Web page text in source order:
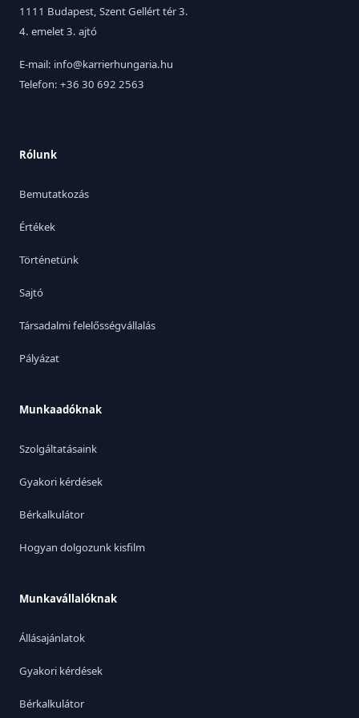
1111 Budapest, Szent Gellért tér 3.
4. emelet 3. ajtó
E-mail: info@karrierhungaria.hu
Telefon: +36 30 692 2563
Rólunk
Bemutatkozás
Értékek
Történetünk
Sajtó
Társadalmi felelősségvállalás
Pályázat
Munkaadóknak
Szolgáltatásaink
Gyakori kérdések
Bérkalkulátor
Hogyan dolgozunk kisfilm
Munkavállalóknak
Állásajánlatok
Gyakori kérdések
Bérkalkulátor